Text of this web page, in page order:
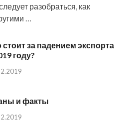
разобраться, как
…
стоит за падением экспорта
году?
и факты